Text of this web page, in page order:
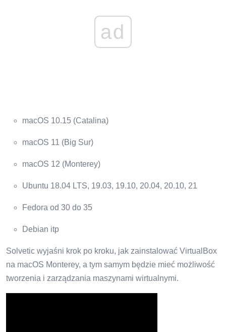
ad
macOS 10.15 (Catalina)
macOS 11 (Big Sur)
macOS 12 (Monterey)
Ubuntu 18.04 LTS, 19.03, 19.10, 20.04, 20.10, 21
Fedora od 30 do 35
Debian itp
Solvetic wyjaśni krok po kroku, jak zainstalować VirtualBox
na macOS Monterey, a tym samym będzie mieć możliwość
tworzenia i zarządzania maszynami wirtualnymi.